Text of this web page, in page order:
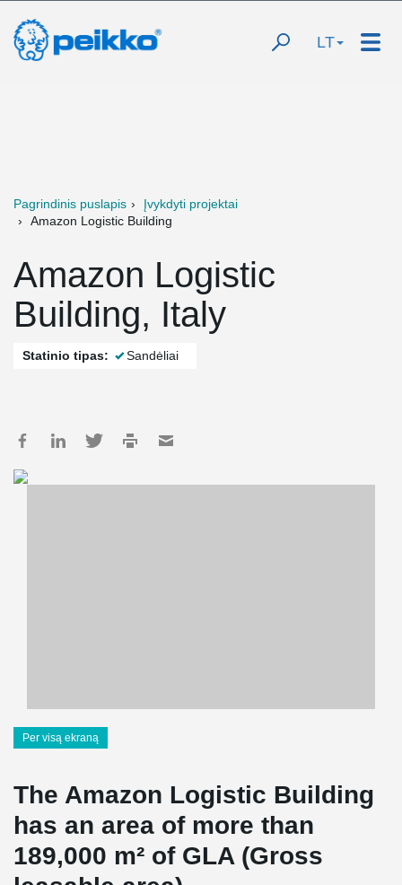
LT
Pagrindinis puslapis
Įvykdyti projektai
Amazon Logistic Building
Amazon Logistic
Building, Italy
Statinio tipas: Sandėliai
Per visą ekraną
The Amazon Logistic Building
has an area of more than
189,000 m² of GLA (Gross